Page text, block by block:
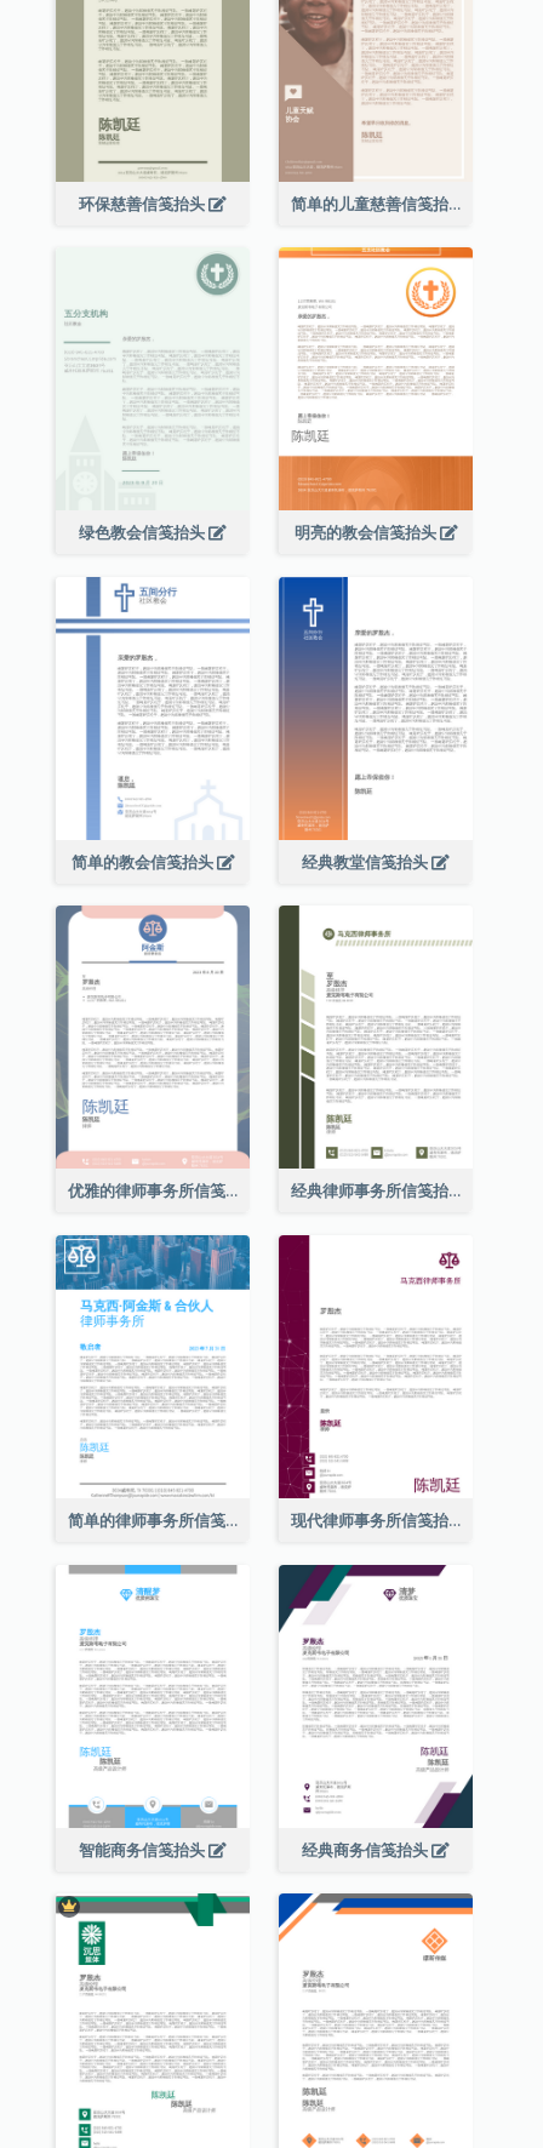
环保慈善信笺抬头 简单的儿童慈善信笺抬头
绿色教会信笺抬头 明亮的教会信笺抬头
简单的教会信笺抬头 经典教堂信笺抬头
优雅的律师事务所信笺抬头 经典律师事务所信笺抬头
简单的律师事务所信笺抬头 现代律师事务所信笺抬头
智能商务信笺抬头 经典商务信笺抬头